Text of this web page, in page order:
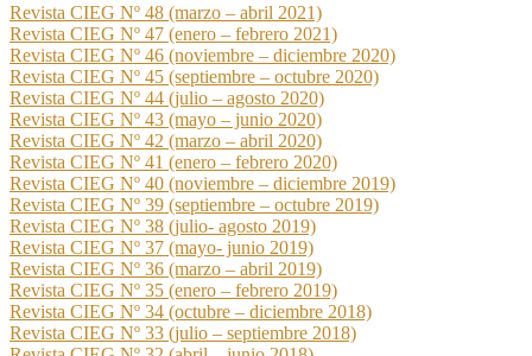
Revista CIEG Nº 33 (julio – septiembre 2018)
Revista CIEG Nº 34 (octubre – diciembre 2018)
Revista CIEG Nº 35 (enero – febrero 2019)
Revista CIEG Nº 36 (marzo – abril 2019)
Revista CIEG Nº 37 (mayo- junio 2019)
Revista CIEG Nº 38 (julio- agosto 2019)
Revista CIEG Nº 39 (septiembre – octubre 2019)
Revista CIEG Nº 40 (noviembre – diciembre 2019)
Revista CIEG Nº 41 (enero – febrero 2020)
Revista CIEG Nº 42 (marzo – abril 2020)
Revista CIEG Nº 43 (mayo – junio 2020)
Revista CIEG Nº 44 (julio – agosto 2020)
Revista CIEG Nº 45 (septiembre – octubre 2020)
Revista CIEG Nº 46 (noviembre – diciembre 2020)
Revista CIEG Nº 47 (enero – febrero 2021)
Revista CIEG Nº 48 (marzo – abril 2021)